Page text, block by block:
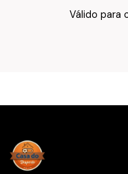
Válido para
Texto do